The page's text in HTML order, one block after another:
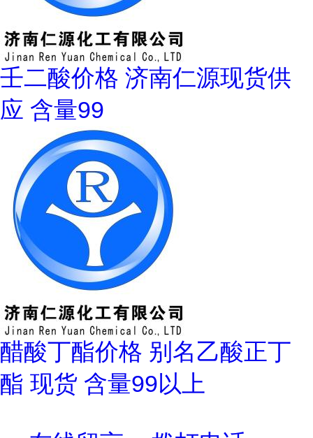
壬二酸价格 济南仁源现货供
应 含量99
醋酸丁酯价格 别名乙酸正丁
酯 现货 含量99以上